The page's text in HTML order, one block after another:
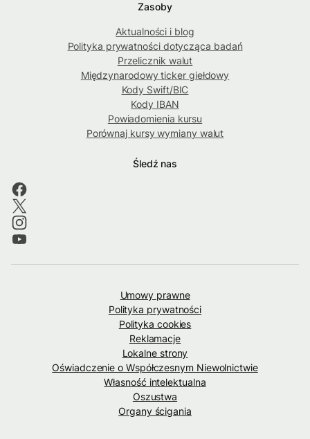
Zasoby
Aktualności i blog
Polityka prywatności dotycząca badań
Przelicznik walut
Międzynarodowy ticker giełdowy
Kody Swift/BIC
Kody IBAN
Powiadomienia kursu
Porównaj kursy wymiany walut
Śledź nas
Umowy prawne
Polityka prywatności
Polityka cookies
Reklamacje
Lokalne strony
Oświadczenie o Współczesnym Niewolnictwie
Własność intelektualna
Oszustwa
Organy ścigania